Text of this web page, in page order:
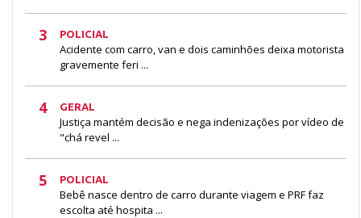
3 POLICIAL
Acidente com carro, van e dois caminhões deixa motorista
gravemente feri ...
4 GERAL
Justiça mantém decisão e nega indenizações por vídeo de
"chá revel ...
5 POLICIAL
Bebê nasce dentro de carro durante viagem e PRF faz
escolta até hospita ...